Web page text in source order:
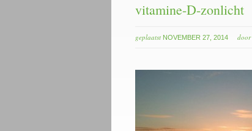
vitamine-D-zonlicht
geplaatst NOVEMBER 27, 2014 door